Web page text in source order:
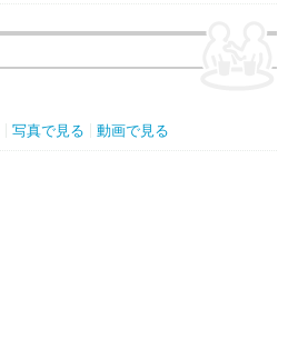
写真で見る 動画で見る